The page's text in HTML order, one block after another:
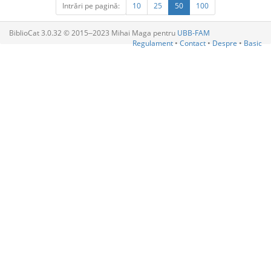
Intrări pe pagină: 10 25 50 100
BiblioCat 3.0.32 © 2015‒2023 Mihai Maga pentru UBB-FAM
Regulament • Contact • Despre • Basic